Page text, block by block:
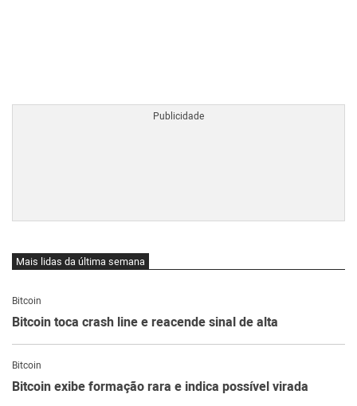
Mais lidas da última semana
Bitcoin
Bitcoin toca crash line e reacende sinal de alta
Bitcoin
Bitcoin exibe formação rara e indica possível virada